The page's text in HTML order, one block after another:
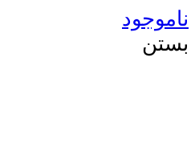
ناموجود
بستن